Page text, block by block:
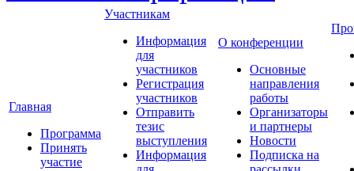
Главная
Программа
Принять
участие
Участникам
Информация
для
участников
Регистрация
участников
Отправить
тезис
выступления
Информация
О конференции
Основные
направления
работы
Организаторы
и партнеры
Новости
Подписка на